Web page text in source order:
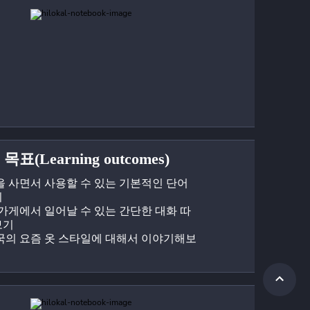
표(Learning outcomes)
사면서 사용할 수 있는 기본적인 단어
게에서 일어날 수 있는 간단한 대화 따
요즘 옷 스타일에 대해서 이야기해보